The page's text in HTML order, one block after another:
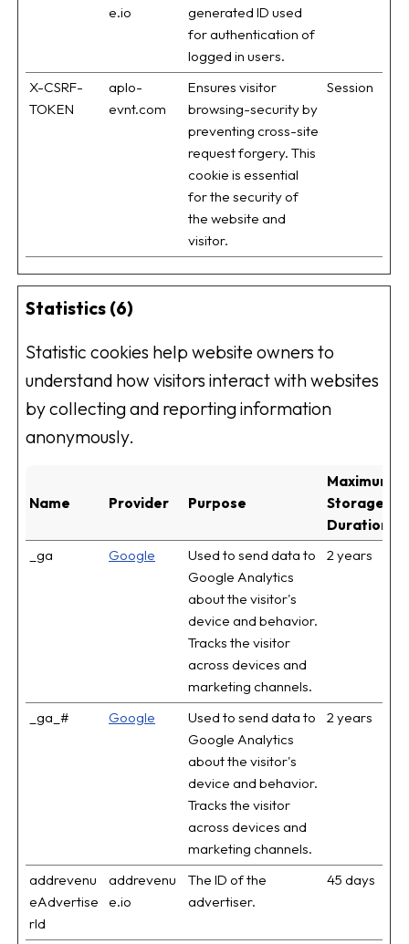
e.io
generated ID used
for authentication of
logged in users.
X-CSRF-
TOKEN
aplo-
evnt.com
Ensures visitor
browsing-security by
preventing cross-site
request forgery. This
cookie is essential
for the security of
the website and
visitor.
Session
Statistics (6)
Statistic cookies help website owners to
understand how visitors interact with websites
by collecting and reporting information
anonymously.
Name Provider Purpose
Maximum
Storage
Duration
_ga
Google
Used to send data to
Google Analytics
about the visitor's
device and behavior.
Tracks the visitor
across devices and
marketing channels.
2 years
_ga_# Google
Used to send data to
Google Analytics
about the visitor's
device and behavior.
Tracks the visitor
across devices and
marketing channels.
2 years
addrevenu
eAdvertise
rId
addrevenu
e.io
The ID of the
advertiser.
45 days